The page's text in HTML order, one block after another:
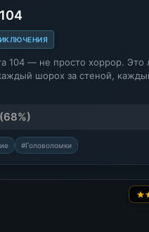
104 — не просто хоррор. Это
шорох за стеной,
#Головоломки